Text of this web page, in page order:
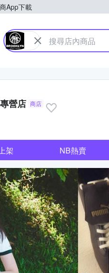
App下載
購物中心
營店 商店
架 NB熱賣